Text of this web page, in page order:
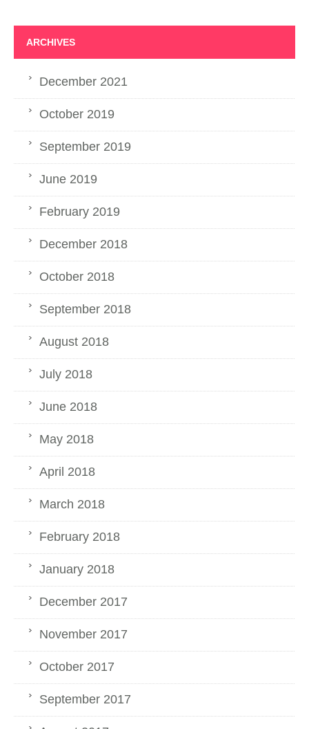
ARCHIVES
December 2021
October 2019
September 2019
June 2019
February 2019
December 2018
October 2018
September 2018
August 2018
July 2018
June 2018
May 2018
April 2018
March 2018
February 2018
January 2018
December 2017
November 2017
October 2017
September 2017